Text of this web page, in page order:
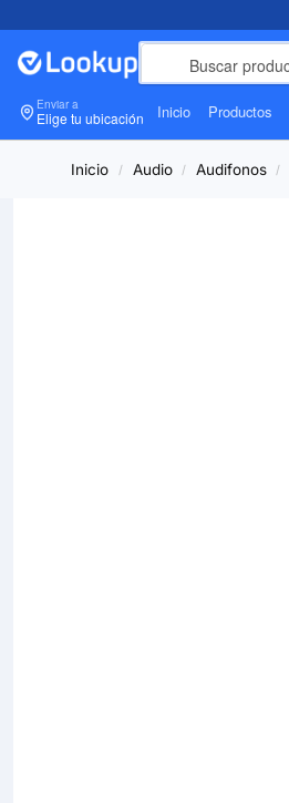
Enviar a
Elige tu ubicación Inicio Productos
Inicio / Audio / Audifonos /